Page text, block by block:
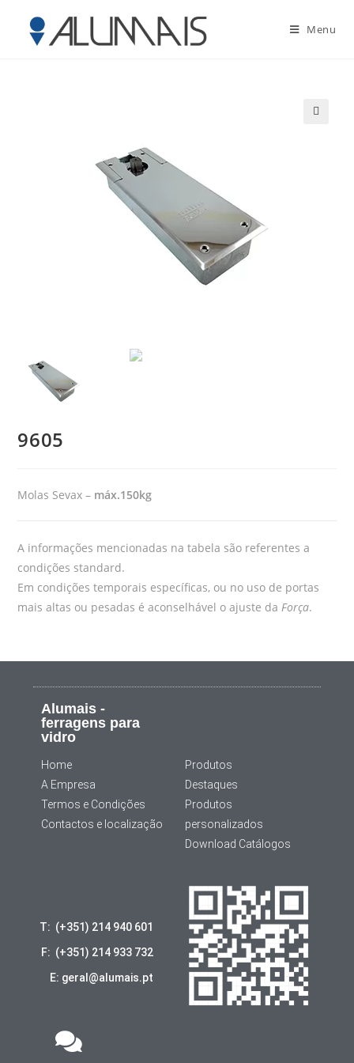
Menu
9605
Molas Sevax – máx.150kg
A informações mencionadas na tabela são referentes a
condições standard.
Em condições temporais específicas, ou no uso de portas
mais altas ou pesadas é aconselhável o ajuste da Força.
Alumais -
ferragens para
vidro
Home
A Empresa
Termos e Condições
Contactos e localização
Produtos
Destaques
Produtos
personalizados
Download Catálogos
T: (+351) 214 940 601
F: (+351) 214 933 732
E: geral@alumais.pt